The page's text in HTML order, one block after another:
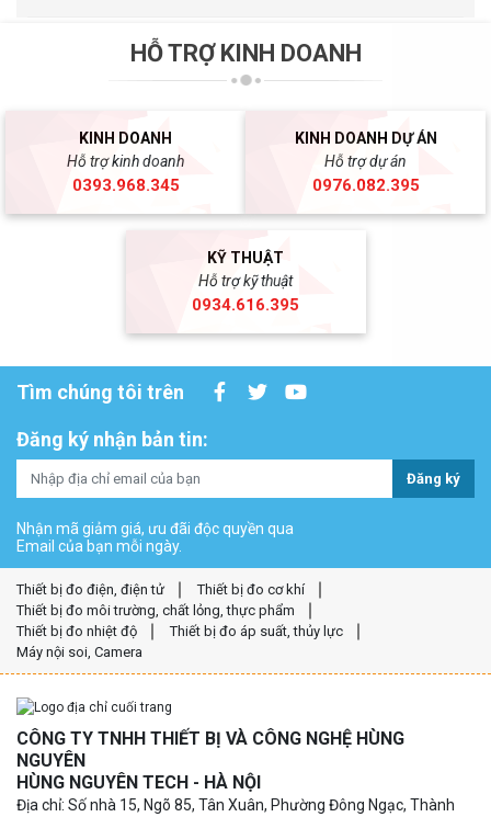
HỖ TRỢ KINH DOANH
KINH DOANH
Hỗ trợ kinh doanh
0393.968.345
KINH DOANH DỰ ÁN
Hỗ trợ dự án
0976.082.395
KỸ THUẬT
Hỗ trợ kỹ thuật
0934.616.395
Tìm chúng tôi trên
Đăng ký nhận bản tin:
Đăng ký
Nhận mã giảm giá, ưu đãi độc quyền qua
Email của bạn mỗi ngày.
Thiết bị đo điện, điện tử
Thiết bị đo cơ khí
Thiết bị đo môi trường, chất lỏng, thực phẩm
Thiết bị đo nhiệt độ
Thiết bị đo áp suất, thủy lực
Máy nội soi, Camera
CÔNG TY TNHH THIẾT BỊ VÀ CÔNG NGHỆ HÙNG
NGUYÊN
HÙNG NGUYÊN TECH - HÀ NỘI
Địa chỉ: Số nhà 15, Ngõ 85, Tân Xuân, Phường Đông Ngạc, Thành